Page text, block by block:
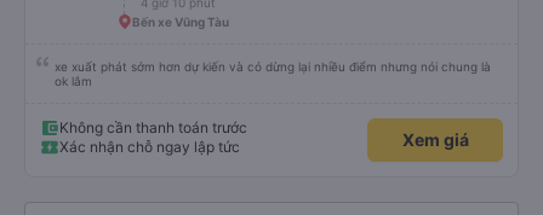
Bến xe Vũng Tàu
xe xuất phát sớm hơn dự kiến và có dừng lại nhiều điểm nhưng nói chung là
ok lắm
Không cần thanh toán trước
Xác nhận chỗ ngay lập tức
Xem giá